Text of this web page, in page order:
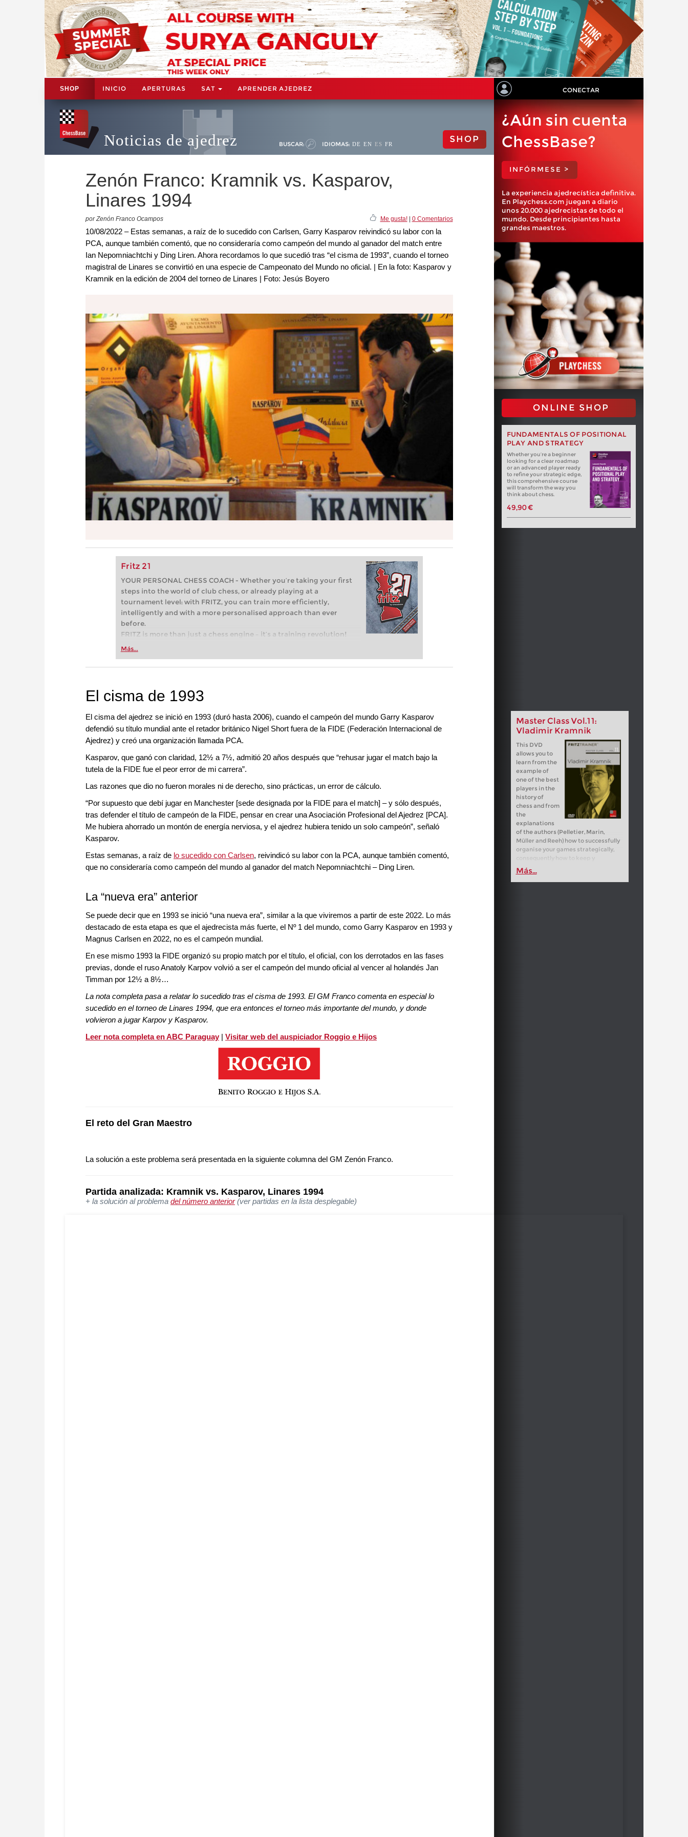
SHOP INICIO APERTURAS SAT APRENDER AJEDREZ CONECTAR
Noticias de ajedrez BUSCAR: IDIOMAS: DE EN ES FR SHOP
Zenón Franco: Kramnik vs. Kasparov,
Linares 1994
por Zenón Franco Ocampos Me gusta!| 0 Comentarios
10/08/2022 – Estas semanas, a raíz de lo sucedido con Carlsen, Garry Kasparov reivindicó su labor con la
PCA, aunque también comentó, que no consideraría como campeón del mundo al ganador del match entre
Ian Nepomniachtchi y Ding Liren. Ahora recordamos lo que sucedió tras “el cisma de 1993”, cuando el torneo
magistral de Linares se convirtió en una especie de Campeonato del Mundo no oficial. | En la foto: Kasparov y
Kramnik en la edición de 2004 del torneo de Linares | Foto: Jesús Boyero
Fritz 21
YOUR PERSONAL CHESS COACH - Whether you’re taking your first
steps into the world of club chess, or already playing at a
tournament level: with FRITZ, you can train more efficiently,
intelligently and with a more personalised approach than ever
before.
FRITZ is more than just a chess engine – it’s a training revolution!
Whether you’re taking your first steps into the world of club chess,
more efficiently, intelligently and with a more personalised
Más...
¿Aún sin cuenta
ChessBase?
INFÓRMESE >
La experiencia ajedrecística definitiva.
En Playchess.com juegan a diario
unos 20.000 ajedrecistas de todo el
mundo. Desde principiantes hasta
grandes maestros.
ONLINE SHOP
FUNDAMENTALS OF POSITIONAL
PLAY AND STRATEGY
Whether you‘re a beginner
looking for a clear roadmap
or an advanced player ready
to refine your strategic edge,
this comprehensive course
will transform the way you
think about chess.
49,90 €
El cisma de 1993
Master Class Vol.11:
Vladimir Kramnik
This DVD
allows you to
learn from the
example of
one of the best
players in the
history of
chess and from
the
explanations
of the authors (Pelletier, Marin,
Müller and Reeh) how to successfully
organise your games strategically,
consequently how to keep y
Más...
El cisma del ajedrez se inició en 1993 (duró hasta 2006), cuando el campeón del mundo Garry Kasparov
defendió su título mundial ante el retador británico Nigel Short fuera de la FIDE (Federación Internacional de
Ajedrez) y creó una organización llamada PCA.
Kasparov, que ganó con claridad, 12½ a 7½, admitió 20 años después que “rehusar jugar el match bajo la
tutela de la FIDE fue el peor error de mi carrera”.
Las razones que dio no fueron morales ni de derecho, sino prácticas, un error de cálculo.
“Por supuesto que debí jugar en Manchester [sede designada por la FIDE para el match] – y sólo después,
tras defender el título de campeón de la FIDE, pensar en crear una Asociación Profesional del Ajedrez [PCA].
Me hubiera ahorrado un montón de energía nerviosa, y el ajedrez hubiera tenido un solo campeón”, señaló
Kasparov.
Estas semanas, a raíz de lo sucedido con Carlsen, reivindicó su labor con la PCA, aunque también comentó,
que no consideraría como campeón del mundo al ganador del match Nepomniachtchi – Ding Liren.
La “nueva era” anterior
Se puede decir que en 1993 se inició “una nueva era”, similar a la que viviremos a partir de este 2022. Lo más
destacado de esta etapa es que el ajedrecista más fuerte, el Nº 1 del mundo, como Garry Kasparov en 1993 y
Magnus Carlsen en 2022, no es el campeón mundial.
En ese mismo 1993 la FIDE organizó su propio match por el título, el oficial, con los derrotados en las fases
previas, donde el ruso Anatoly Karpov volvió a ser el campeón del mundo oficial al vencer al holandés Jan
Timman por 12½ a 8½…
La nota completa pasa a relatar lo sucedido tras el cisma de 1993. El GM Franco comenta en especial lo
sucedido en el torneo de Linares 1994, que era entonces el torneo más importante del mundo, y donde
volvieron a jugar Karpov y Kasparov.
Leer nota completa en ABC Paraguay | Visitar web del auspiciador Roggio e Hijos
El reto del Gran Maestro
La solución a este problema será presentada en la siguiente columna del GM Zenón Franco.
Partida analizada: Kramnik vs. Kasparov, Linares 1994
+ la solución al problema del número anterior(ver partidas en la lista desplegable)